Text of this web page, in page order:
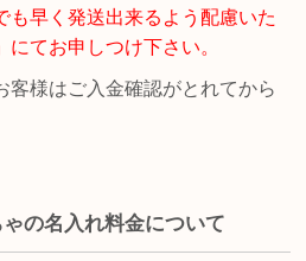
早く発送出来るよう配慮いた
てお申しつけ下さい。
客様はご入金確認がとれてから
の名入れ料金について